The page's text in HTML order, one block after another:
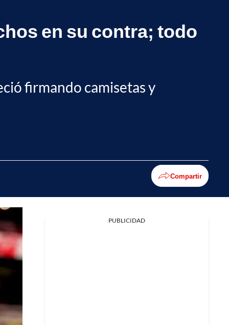
en su contra; todo
firmando camisetas y
Compartir
PUBLICIDAD